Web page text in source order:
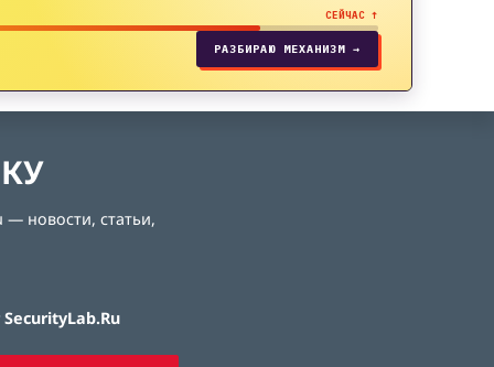
СЕЙЧАС ↑
РАЗБИРАЮ МЕХАНИЗМ →
новости, статьи,